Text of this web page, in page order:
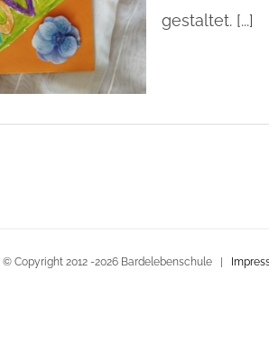
gestaltet. [...]
© Copyright 2012 -2026 Bardelebenschule |